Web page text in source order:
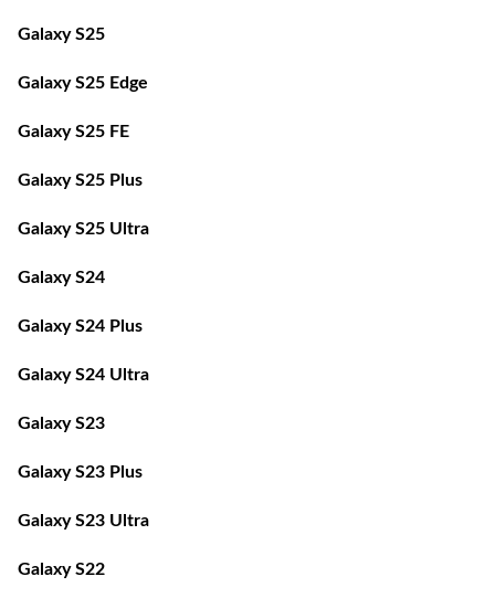
Galaxy S25
Galaxy S25 Edge
Galaxy S25 FE
Galaxy S25 Plus
Galaxy S25 Ultra
Galaxy S24
Galaxy S24 Plus
Galaxy S24 Ultra
Galaxy S23
Galaxy S23 Plus
Galaxy S23 Ultra
Galaxy S22